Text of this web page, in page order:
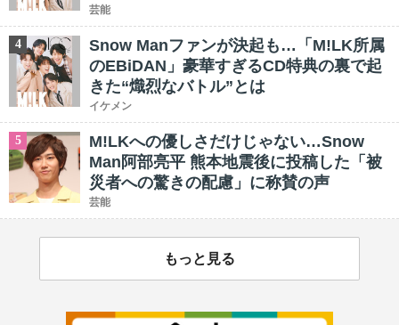
芸能
4
Snow Manファンが決起も…「M!LK所属
のEBiDAN」豪華すぎるCD特典の裏で起
きた“熾烈なバトル”とは
イケメン
5
M!LKへの優しさだけじゃない…Snow
Man阿部亮平 熊本地震後に投稿した「被
災者への驚きの配慮」に称賛の声
芸能
もっと見る